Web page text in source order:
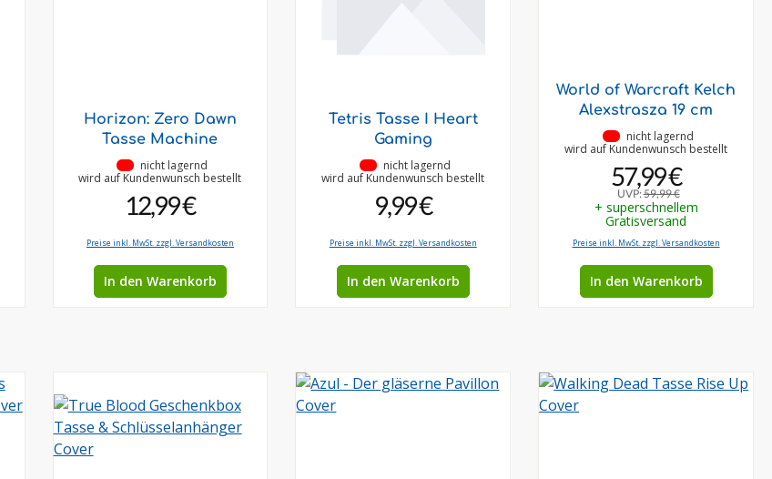
Horizon: Zero Dawn
Tasse Machine
nicht lagernd
wird auf Kundenwunsch bestellt
12,99 €
Preise inkl. MwSt. zzgl. Versandkosten
In den Warenkorb
Tetris Tasse I Heart
Gaming
nicht lagernd
wird auf Kundenwunsch bestellt
9,99 €
Preise inkl. MwSt. zzgl. Versandkosten
In den Warenkorb
World of Warcraft Kelch
Alexstrasza 19 cm
nicht lagernd
wird auf Kundenwunsch bestellt
57,99 €
UVP:59,99 €
+ superschnellem
Gratisversand
Preise inkl. MwSt. zzgl. Versandkosten
In den Warenkorb